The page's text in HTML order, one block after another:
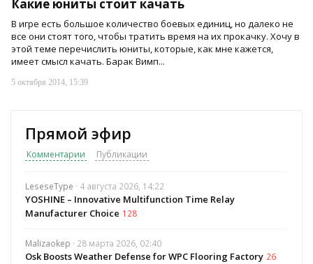
Какие юниты стоит качать
В игре есть большое количество боевых единиц, но далеко не
все они стоят того, чтобы тратить время на их прокачку. Хочу в
этой теме перечислить юниты, которые, как мне кажется,
имеет смысл качать. Барак Вимп...
5 октября 2014, 15:39
Прямой эфир
Комментарии Публикации
LeseseType · 4 августа 2026, 14:22
YOSHINE – Innovative Multifunction Time Relay
Manufacturer Choice 128
Malizaokep · 28 марта 2026, 02:40
Osk Boosts Weather Defense for WPC Flooring Factory 26